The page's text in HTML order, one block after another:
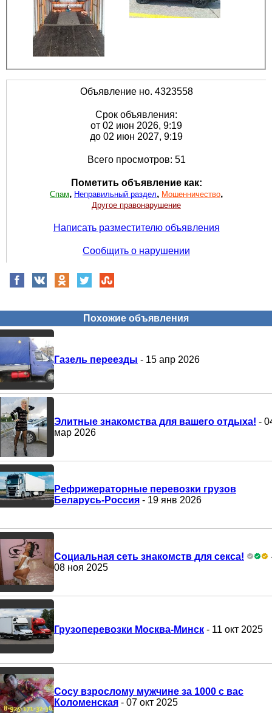
Объявление но. 4323558
Срок объявления:
от 02 июн 2026, 9:19
до 02 июн 2027, 9:19
Всего просмотров: 51
Пометить объявление как:
Спам, Неправильный раздел, Мошенничество,
Другое правонарушение
Написать разместителю объявления
Сообщить о нарушении
Похожие объявления
Газель переезды - 15 апр 2026
Элитные знакомства для вашего отдыха! -
мар 2026
Рефрижераторные перевозки грузов
Беларусь-Россия - 19 янв 2026
Социальная сеть знакомств для секса!
08 ноя 2025
Грузоперевозки Москва-Минск - 11 окт 2025
Сосу взрослому мужчине за 1000 с вас
Коломенская - 07 окт 2025